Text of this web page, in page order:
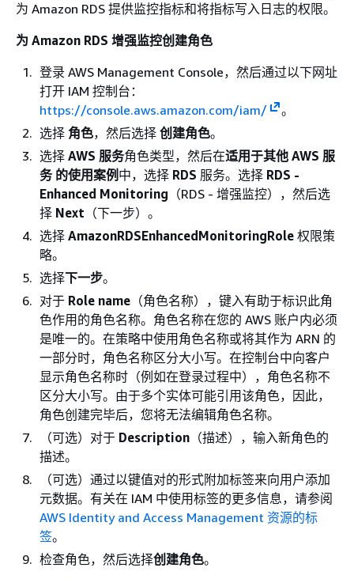
为 Amazon RDS 提供监控指标和将指标写入日志的权限。
为 Amazon RDS 增强监控创建角色
登录 AWS Management Console，然后通过以下网址
打开 IAM 控制台：
https://console.aws.amazon.com/iam/
。
选择 角色，然后选择 创建角色。
选择 AWS 服务角色类型，然后在适用于其他 AWS 服
务 的使用案例 中，选择 RDS 服务。选择 RDS -
Enhanced Monitoring （RDS - 增强监控），然后选
择 Next （下一步）。
选择 AmazonRDSEnhancedMonitoringRole 权限策
略。
选择下一步。
对于 Role name （角色名称），键入有助于标识此角
色作用的角色名称。角色名称在您的 AWS 账户内必须
是唯一的。在策略中使用角色名称或将其作为 ARN 的
一部分时，角色名称区分大小写。在控制台中向客户
显示角色名称时（例如在登录过程中），角色名称不
区分大小写。由于多个实体可能引用该角色，因此，
角色创建完毕后，您将无法编辑角色名称。
（可选）对于 Description （描述），输入新角色的
描述。
（可选）通过以键值对的形式附加标签来向用户添加
元数据。有关在 IAM 中使用标签的更多信息，请参阅
AWS Identity and Access Management 资源的标
签。
检查角色，然后选择创建角色。